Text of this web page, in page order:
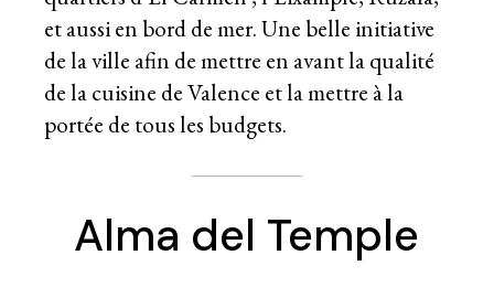
et aussi en bord de mer. Une belle initiative
de la ville afin de mettre en avant la qualité
de la cuisine de Valence et la mettre à la
portée de tous les budgets.
Alma del Temple